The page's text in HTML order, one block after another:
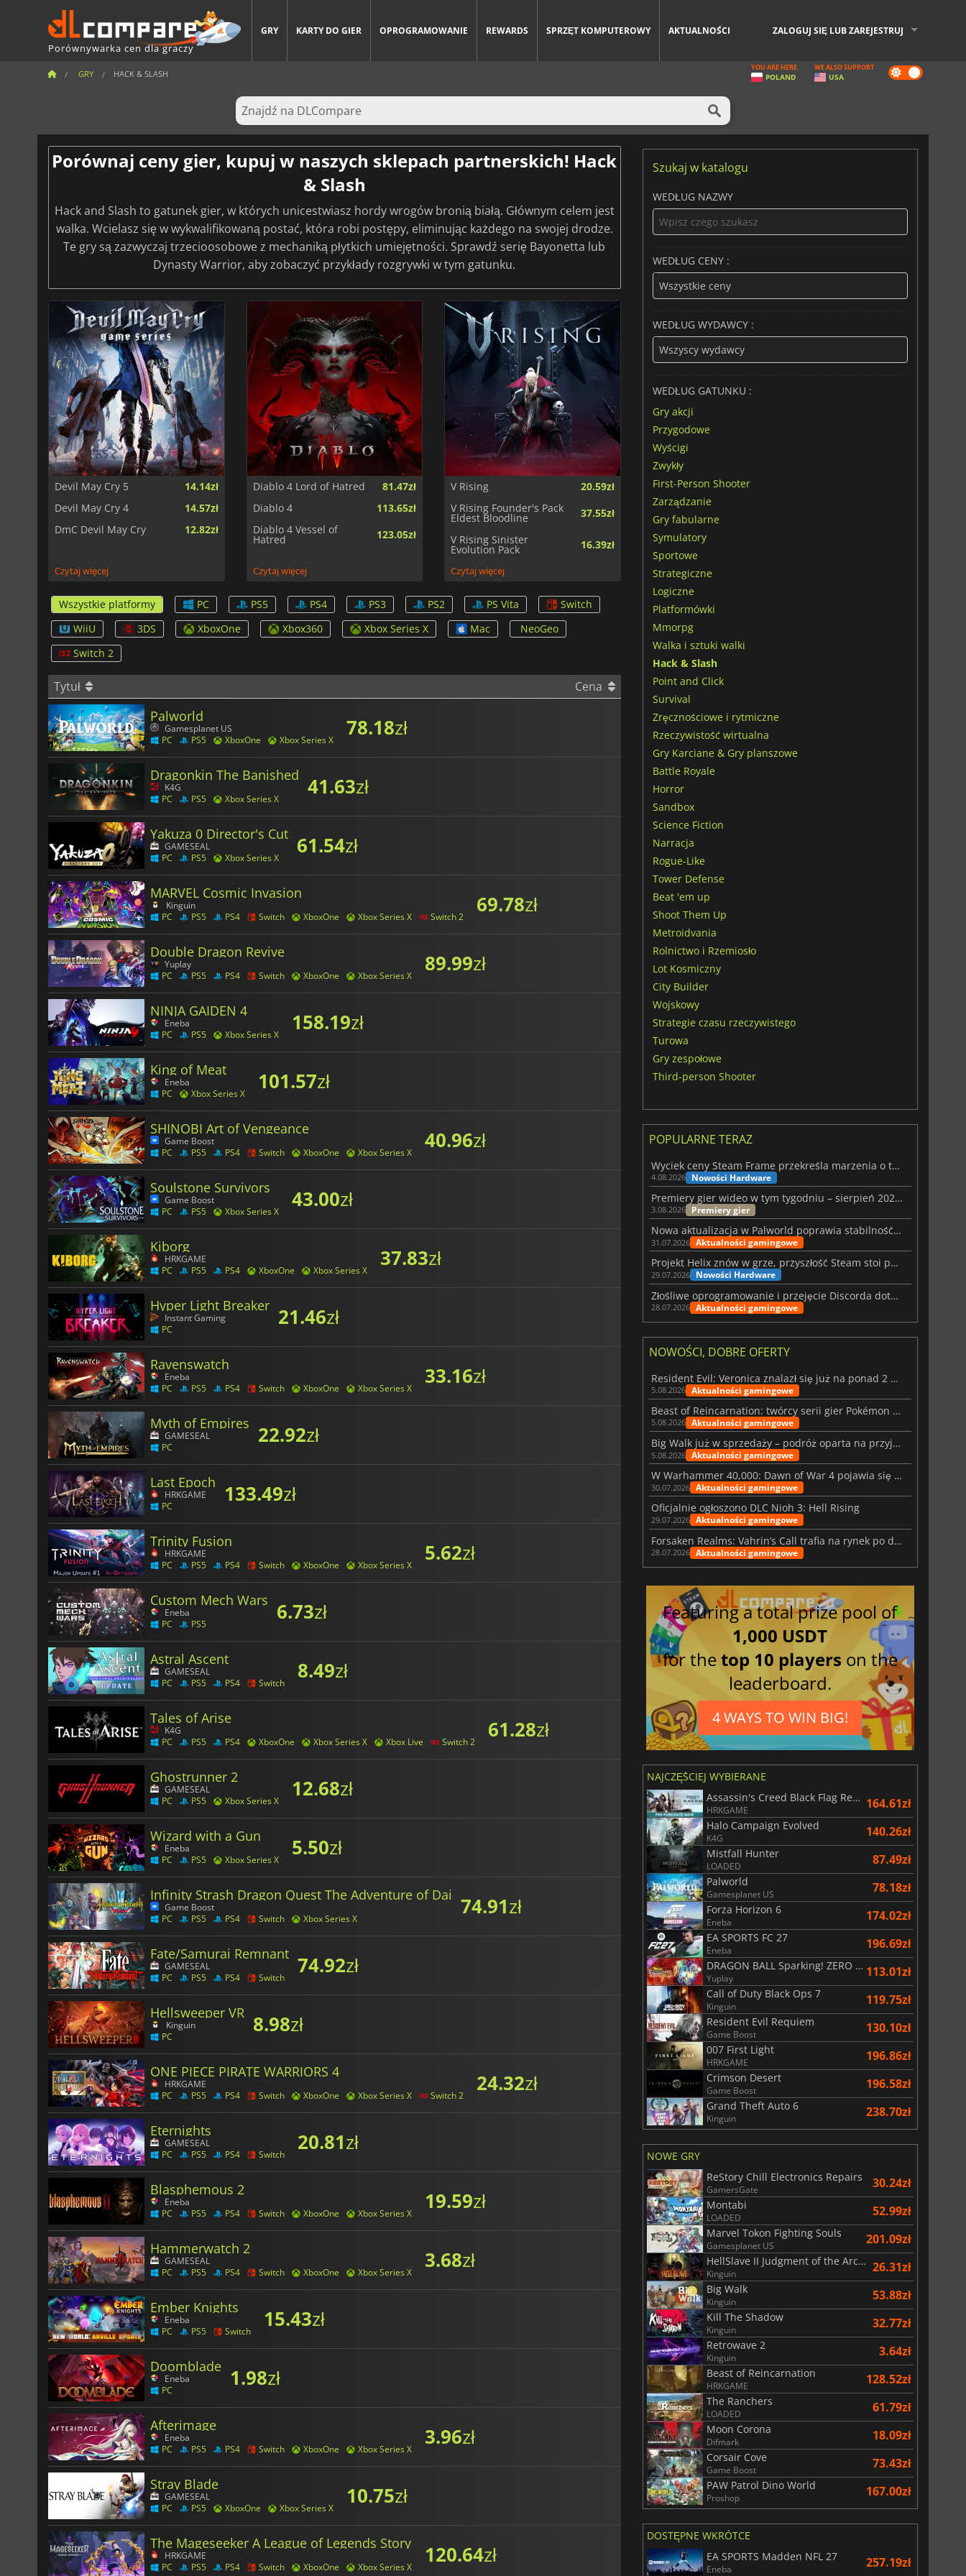
Porównywarka cen dla graczy
GRY KARTY DO GIER OPROGRAMOWANIE REWARDS SPRZĘT KOMPUTEROWY AKTUALNOŚCI ZALOGUJ SIĘ LUB ZAREJESTRUJ
GRY HACK & SLASH Dark
mode
YOU ARE HERE
POLAND
WE ALSO SUPPORT
USA
Porównaj ceny gier, kupuj w naszych sklepach partnerskich! Hack
& Slash
Hack and Slash to gatunek gier, w których unicestwiasz hordy wrogów bronią białą. Głównym celem jest
walka. Wcielasz się w wykwalifikowaną postać, która robi postępy, eliminując każdego na swojej drodze.
Te gry są zazwyczaj trzecioosobowe z mechaniką płytkich umiejętności. Sprawdź serię Bayonetta lub
Dynasty Warrior, aby zobaczyć przykłady rozgrywki w tym gatunku.
Devil May Cry 5
14.14zł
Devil May Cry 4
14.57zł
DmC Devil May Cry
12.82zł
Czytaj więcej
Diablo 4 Lord of Hatred
81.47zł
Diablo 4
113.65zł
Diablo 4 Vessel of
Hatred 123.05zł
Czytaj więcej
V Rising
20.59zł
V Rising Founder's Pack
Eldest Bloodline
37.55zł
V Rising Sinister
Evolution Pack 16.39zł
Czytaj więcej
Wszystkie platformy PC PS5 PS4 PS3 PS2 PS Vita
Switch
WiiU
3DS XboxOne Xbox360 Xbox Series X Mac
NeoGeo
Switch 2
Tytuł Cena
Palworld
Gamesplanet US
PC
PS5 XboxOne Xbox Series X 78.18zł
Dragonkin The Banished
K4G
PC
PS5 Xbox Series X 41.63zł
Yakuza 0 Director's Cut
GAMESEAL
PC
PS5 Xbox Series X 61.54zł
MARVEL Cosmic Invasion
Kinguin
PC
PS5 PS4 Switch XboxOne Xbox Series X Switch 2 69.78zł
Double Dragon Revive
Yuplay
PC
PS5 PS4 Switch XboxOne Xbox Series X 89.99zł
NINJA GAIDEN 4
Eneba
PC
PS5 Xbox Series X 158.19zł
King of Meat
Eneba
PC
Xbox Series X 101.57zł
SHINOBI Art of Vengeance
Game Boost
PC
PS5 PS4 Switch XboxOne Xbox Series X 40.96zł
Soulstone Survivors
Game Boost
PC
PS5 Xbox Series X 43.00zł
Kiborg
HRKGAME
PC
PS5 PS4 XboxOne Xbox Series X 37.83zł
Hyper Light Breaker
Instant Gaming
PC
21.46zł
Ravenswatch
Eneba
PC
PS5 PS4 Switch XboxOne Xbox Series X 33.16zł
Myth of Empires
GAMESEAL
PC
22.92zł
Last Epoch
HRKGAME
PC
133.49zł
Trinity Fusion
HRKGAME
PC
PS5 PS4 Switch XboxOne Xbox Series X 5.62zł
Custom Mech Wars
Eneba
PC
PS5 6.73zł
Astral Ascent
GAMESEAL
PC
PS5 PS4 Switch 8.49zł
Tales of Arise
K4G
PC
PS5 PS4 XboxOne Xbox Series X Xbox Live Switch 2 61.28zł
Ghostrunner 2
GAMESEAL
PC
PS5 Xbox Series X 12.68zł
Wizard with a Gun
Eneba
PC
PS5 Xbox Series X 5.50zł
Infinity Strash Dragon Quest The Adventure of Dai
Game Boost
PC
PS5 PS4 Switch Xbox Series X 74.91zł
Fate/Samurai Remnant
GAMESEAL
PC
PS5 PS4 Switch 74.92zł
Hellsweeper VR
Kinguin
PC
8.98zł
ONE PIECE PIRATE WARRIORS 4
HRKGAME
PC
PS5 PS4 Switch XboxOne Xbox Series X Switch 2 24.32zł
Eternights
GAMESEAL
PC
PS5 PS4 Switch 20.81zł
Blasphemous 2
Eneba
PC
PS5 PS4 Switch XboxOne Xbox Series X 19.59zł
Hammerwatch 2
GAMESEAL
PC
PS5 PS4 Switch XboxOne Xbox Series X 3.68zł
Ember Knights
Eneba
PC
PS5 Switch 15.43zł
Doomblade
Eneba
PC
1.98zł
Afterimage
Eneba
PC
PS5 PS4 Switch XboxOne Xbox Series X 3.96zł
Stray Blade
GAMESEAL
PC
PS5 XboxOne Xbox Series X 10.75zł
The Mageseeker A League of Legends Story
HRKGAME
PC
PS5 PS4 Switch XboxOne Xbox Series X 120.64zł
Szukaj w katalogu
WEDŁUG NAZWY
WEDŁUG CENY :
WEDŁUG WYDAWCY :
WEDŁUG GATUNKU :
Gry akcji
Przygodowe
Wyścigi
Zwykły
First-Person Shooter
Zarządzanie
Gry fabularne
Symulatory
Sportowe
Strategiczne
Logiczne
Platformówki
Mmorpg
Walka i sztuki walki
Hack & Slash
Point and Click
Survival
Zręcznościowe i rytmiczne
Rzeczywistość wirtualna
Gry Karciane & Gry planszowe
Battle Royale
Horror
Sandbox
Science Fiction
Narracja
Rogue-Like
Tower Defense
Beat 'em up
Shoot Them Up
Metroidvania
Rolnictwo i Rzemiosło
Lot Kosmiczny
City Builder
Wojskowy
Strategie czasu rzeczywistego
Turowa
Gry zespołowe
Third-person Shooter
POPULARNE TERAZ
Wyciek ceny Steam Frame przekreśla marzenia o tanim zestawie VR
4.08.2026 Nowości Hardware
Premiery gier wideo w tym tygodniu – sierpień 2026 r. (32. tydzień)
3.08.2026 Premiery gier
Nowa aktualizacja w Palworld poprawia stabilność Sunreach i walk z bossami
31.07.2026 Aktualności gamingowe
Projekt Helix znów w grze, przyszłość Steam stoi pod znakiem zapytania
29.07.2026 Nowości Hardware
Złośliwe oprogramowanie i przejęcie Discorda dotknęły Meccha Chameleon
28.07.2026 Aktualności gamingowe
NOWOŚCI, DOBRE OFERTY
Resident Evil: Veronica znalazł się już na ponad 2 milionach list życzeń
5.08.2026 Aktualności gamingowe
Beast of Reincarnation: twórcy serii gier Pokémon wkraczają na nową ścieżkę
5.08.2026 Aktualności gamingowe
Big Walk już w sprzedaży – podróż oparta na przyjaźni
5.08.2026 Aktualności gamingowe
W Warhammer 40,000: Dawn of War 4 pojawia się frakcja Nekronów
30.07.2026 Aktualności gamingowe
Oficjalnie ogłoszono DLC Nioh 3: Hell Rising
29.07.2026 Aktualności gamingowe
Forsaken Realms: Vahrin’s Call trafia na rynek po dziesięciu latach prac
28.07.2026 Aktualności gamingowe
Featuring a total prize pool of
1,000 USDT
for thetop 10 players on the
leaderboard.
4 WAYS TO WIN BIG!
NAJCZĘŚCIEJ WYBIERANE
Assassin's Creed Black Flag Resynced
HRKGAME 164.61zł
Halo Campaign Evolved
K4G 140.26zł
Mistfall Hunter
LOADED 87.49zł
Palworld
Gamesplanet US 78.18zł
Forza Horizon 6
Eneba 174.02zł
EA SPORTS FC 27
Eneba 196.69zł
DRAGON BALL Sparking! ZERO Super Limit Breaking NEO
Yuplay 113.01zł
Call of Duty Black Ops 7
Kinguin 119.75zł
Resident Evil Requiem
Game Boost 130.10zł
007 First Light
HRKGAME 196.86zł
Crimson Desert
Game Boost 196.58zł
Grand Theft Auto 6
Kinguin 238.70zł
NOWE GRY
ReStory Chill Electronics Repairs
GamersGate 30.24zł
Montabi
LOADED 52.99zł
Marvel Tokon Fighting Souls
Gamesplanet US 201.09zł
HellSlave II Judgment of the Archon
Kinguin 26.31zł
Big Walk
Kinguin 53.88zł
Kill The Shadow
Kinguin 32.77zł
Retrowave 2
Kinguin 3.64zł
Beast of Reincarnation
HRKGAME 128.52zł
The Ranchers
LOADED 61.79zł
Moon Corona
Difmark 18.09zł
Corsair Cove
Game Boost 73.43zł
PAW Patrol Dino World
Proshop 167.00zł
DOSTĘPNE WKRÓTCE
EA SPORTS Madden NFL 27
Eneba 257.19zł